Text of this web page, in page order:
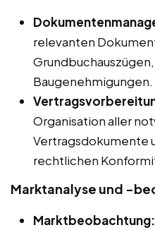
relevanten
Baugenehmigungen.
Organisation aller
Vertragsdokumente
rechtlichen
Marktanalyse und -
Marktbeobachtung: